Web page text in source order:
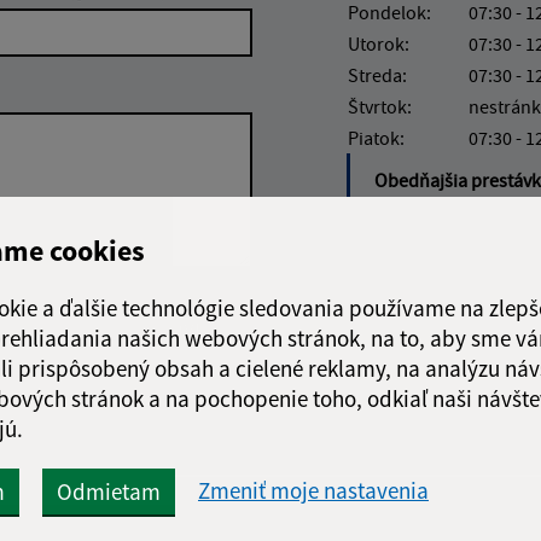
cookies
a ďalšie technológie sledovania používame na
našich webových stránok, na to, aby sme
prispôsobený obsah a cielené reklamy, na analýzu
stránok a na pochopenie toho, odkiaľ naši
Odmietam Zmeniť moje nastavenia
Google reCaptcha Response
Odoslať správu
Pondelok:
07:30 -
Utorok:
07:30 -
Streda:
07:30 -
Štvrtok:
Piatok:
07:30 -
Obedňajšia